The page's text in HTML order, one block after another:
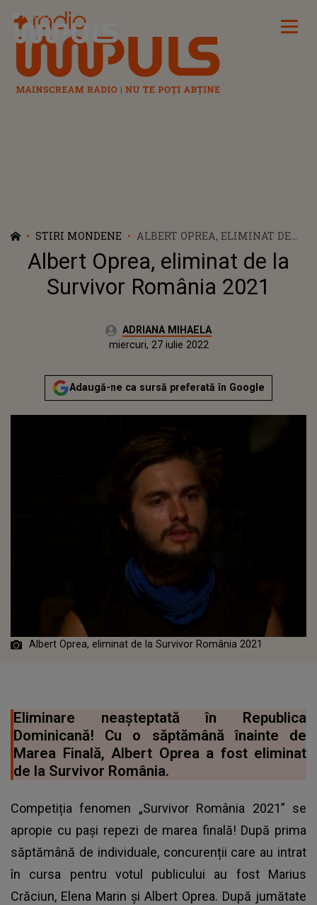
Radio Impuls
STIRI MONDENE
ALBERT OPREA, ELIMINAT DE
LA SURVIVOR ROMÂNIA 2021
Albert Oprea, eliminat de la
Survivor România 2021
Autor:ADRIANA MIHAELA
Actualizat:
miercuri, 27 iulie 2022
Adaugă-ne ca sursă preferată în Google
Albert Oprea, eliminat de la Survivor România 2021
Eliminare neașteptată în Republica
Dominicană! Cu o săptămână înainte de
Marea Finală, Albert Oprea a fost eliminat
de la Survivor România.
Competiția fenomen „Survivor România 2021” se
apropie cu pași repezi de marea finală! După prima
săptămână de individuale, concurenții care au intrat
în cursa pentru votul publicului au fost Marius
Crăciun, Elena Marin și Albert Oprea. După jumătate